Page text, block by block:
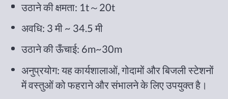
उठाने की क्षमता: 1t～20t
अवधि: 3 मी ~ 34.5 मी
उठाने की ऊँचाई: 6m~30m
अनुप्रयोग: यह कार्यशालाओं, गोदामों और बिजली स्टेशनों
में वस्तुओं को फहराने और संभालने के लिए उपयुक्त है।